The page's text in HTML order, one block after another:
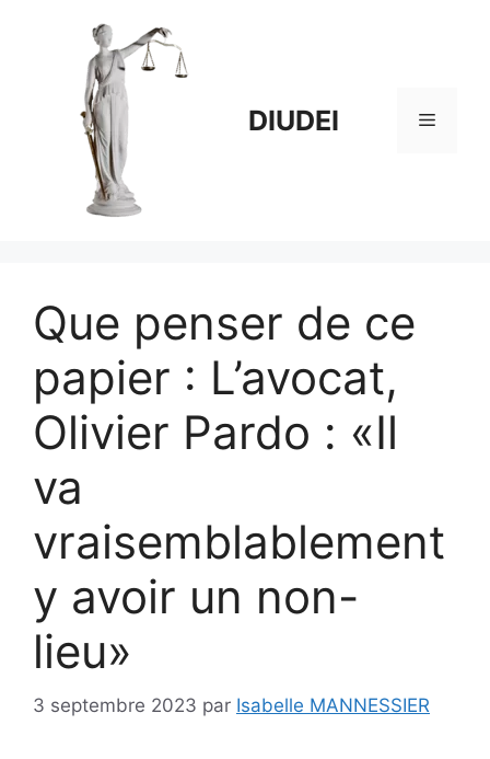
DIUDEI Menu
Que penser de ce
papier : L’avocat,
Olivier Pardo : «Il
va
vraisemblablement
y avoir un non-
lieu»
3 septembre 2023 par Isabelle MANNESSIER